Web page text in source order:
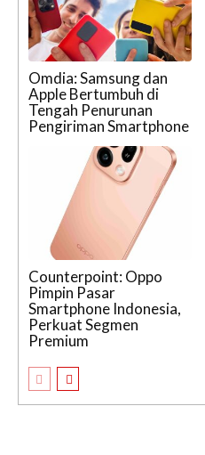
Omdia: Samsung dan
Apple Bertumbuh di
Tengah Penurunan
Pengiriman Smartphone
Counterpoint: Oppo
Pimpin Pasar
Smartphone Indonesia,
Perkuat Segmen
Premium